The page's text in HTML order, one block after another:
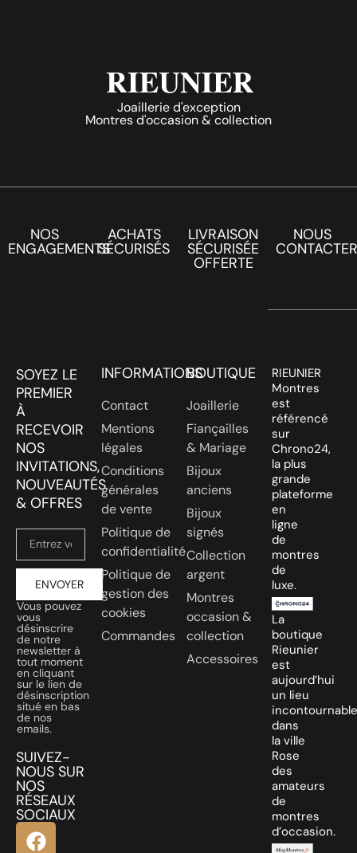
Joaillerie d'exception
Montres d'occasion & collection
NOS
ENGAGEMENTS
ACHATS
SÉCURISÉS
LIVRAISON
SÉCURISÉE
OFFERTE
NOUS
CONTACTER
SOYEZ LE
PREMIER
À
RECEVOIR
NOS
INVITATIONS,
NOUVEAUTÉS
& OFFRES
ENVOYER
Vous pouvez
vous
désinscrire
de notre
newsletter à
tout moment
en cliquant
sur le lien de
désinscription
situé en bas
de nos
emails.
SUIVEZ-
NOUS SUR
NOS
RÉSEAUX
SOCIAUX
INFORMATIONS
Contact
Mentions
légales
Conditions
générales
de vente
Politique de
confidentialité
Politique de
gestion des
cookies
Commandes
BOUTIQUE
Joaillerie
Fiançailles
& Mariage
Bijoux
anciens
Bijoux
signés
Collection
argent
Montres
occasion &
collection
Accessoires
RIEUNIER
Montres
est
référencé
sur
Chrono24,
la plus
grande
plateforme
en
ligne
de
montres
de
luxe.
La
boutique
Rieunier
est
aujourd’hui
un lieu
incontournable
dans
la ville
Rose
des
amateurs
de
montres
d’occasion.